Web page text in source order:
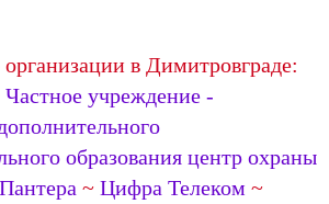
в Димитровграде:
Частное учреждение -
образования центр охраны
~Цифра Телеком ~